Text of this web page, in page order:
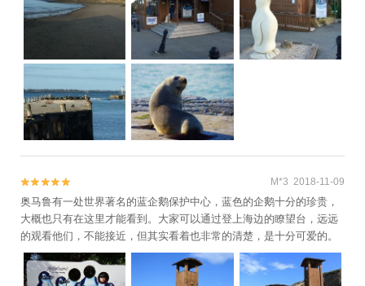

 M*3 2018-11-09
奥马鲁有一处世界著名的蓝企鹅保护中心，蓝色的企鹅十分的珍贵，
大概也只有在这里才能看到。大家可以通过登上海边的瞭望台，远远
的观看他们，不能接近，但其实看着也非常的清楚，是十分可爱的。